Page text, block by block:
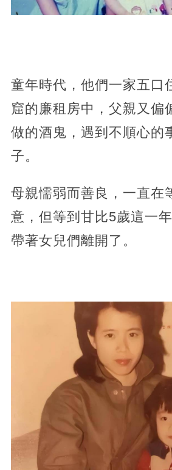
童年時代，他們一家五口
窟的廉租房中，父親又偏
做的酒鬼，遇到不順心的
子。
母親懦弱而善良，一直在
意，但等到甘比5歲這一
帶著女兒們離開了。